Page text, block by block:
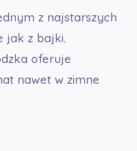
z najstarszych
jak z bajki.
oferuje
nawet w zimne